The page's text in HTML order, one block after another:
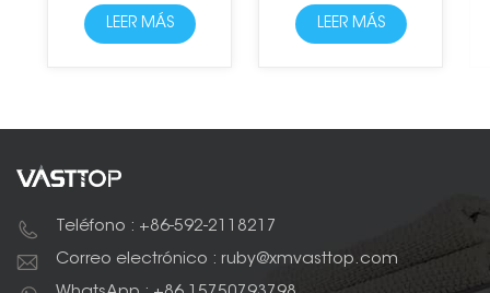
LEER MÁS LEER MÁS
Teléfono : +86-592-2118217
Correo electrónico : ruby@xmvasttop.com